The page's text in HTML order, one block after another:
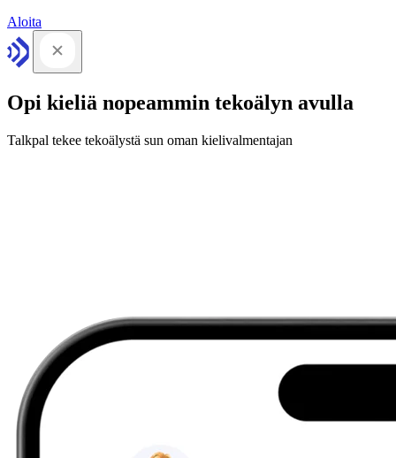
Aloita
Opi kieliä nopeammin tekoälyn avulla
Talkpal tekee tekoälystä sun oman kielivalmentajan